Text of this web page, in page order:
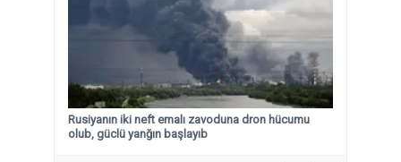
Rusiyanın iki neft emalı zavoduna dron hücumu
olub, güclü yanğın başlayıb